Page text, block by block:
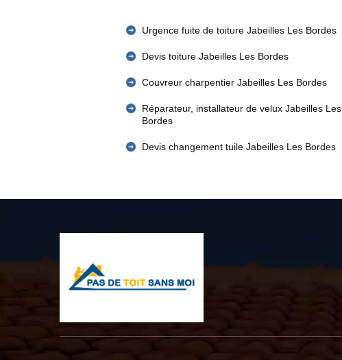
Urgence fuite de toiture Jabeilles Les Bordes
Devis toiture Jabeilles Les Bordes
Couvreur charpentier Jabeilles Les Bordes
Réparateur, installateur de velux Jabeilles Les
Bordes
Devis changement tuile Jabeilles Les Bordes